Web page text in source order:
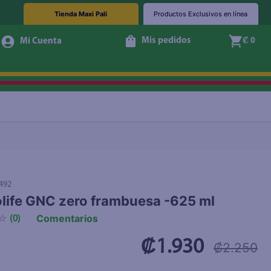
Tienda Maxi Palí Productos Exclusivos en línea
Mis pedidos ₡ 0
GNC zero frambuesa -625 ml
☆ (0) Comentarios
₡2.250
₡1.930